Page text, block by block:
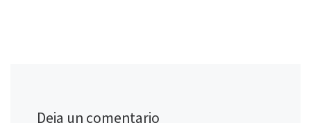
Deja un comentario